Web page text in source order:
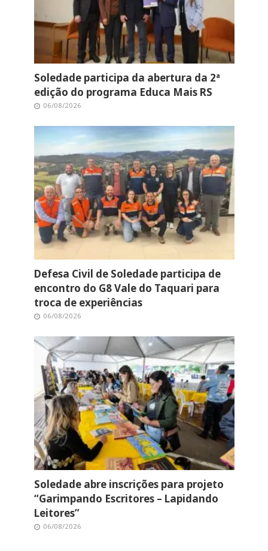
Soledade participa da abertura da 2ª
edição do programa Educa Mais RS
06/08/2026
Defesa Civil de Soledade participa de
encontro do G8 Vale do Taquari para
troca de experiências
06/08/2026
Soledade abre inscrições para projeto
“Garimpando Escritores – Lapidando
Leitores”
06/08/2026